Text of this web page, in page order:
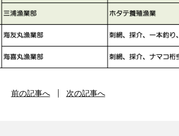
前の記事へ 次の記事へ